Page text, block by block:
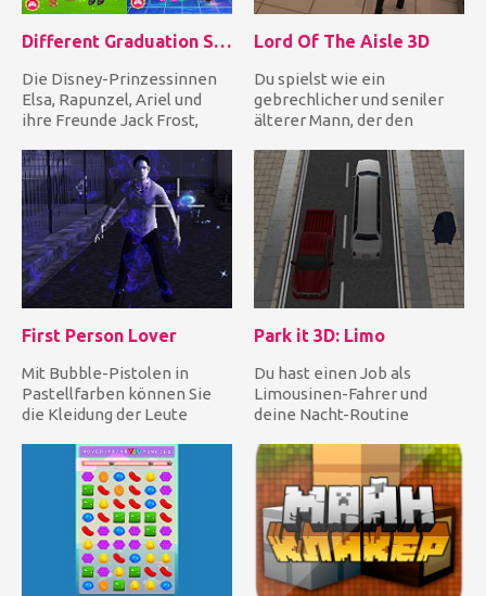
Different Graduation Season Fashion
Die Disney-Prinzessinnen
Elsa, Rapunzel, Ariel und
ihre Freunde Jack Frost,
Lord Of The Aisle 3D
Du spielst wie ein
gebrechlicher und seniler
älterer Mann, der den
Supermarktgang...
First Person Lover
Mit Bubble-Pistolen in
Pastellfarben können Sie
die Kleidung der Leute
Park it 3D: Limo
Du hast einen Job als
Limousinen-Fahrer und
deine Nacht-Routine
abzuholen und sie...